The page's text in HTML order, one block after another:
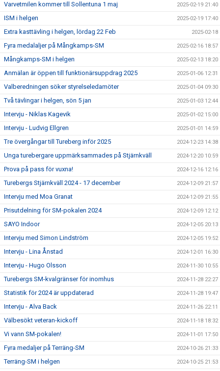
Varvetmilen kommer till Sollentuna 1 maj 2025-02-19 21:40
ISM i helgen 2025-02-19 17:40
Extra kasttävling i helgen, lördag 22 Feb 2025-02-18
Fyra medalaljer på Mångkamps-SM 2025-02-16 18:57
Mångkamps-SM i helgen 2025-02-13 18:20
Anmälan är öppen till funktionärsuppdrag 2025 2025-01-06 12:31
Valberedningen söker styrelseledamöter 2025-01-04 09:30
Två tävlingar i helgen, sön 5 jan 2025-01-03 12:44
Intervju - Niklas Kagevik 2025-01-02 15:00
Intervju - Ludvig Ellgren 2025-01-01 14:59
Tre övergångar till Tureberg inför 2025 2024-12-23 14:38
Unga turebergare uppmärksammades på Stjärnkväll 2024-12-20 10:59
Prova på pass för vuxna! 2024-12-16 12:16
Turebergs Stjärnkväll 2024 - 17 december 2024-12-09 21:57
Intervju med Moa Granat 2024-12-09 21:55
Prisutdelning för SM-pokalen 2024 2024-12-09 12:12
SAYO Indoor 2024-12-05 20:13
Intervju med Simon Lindström 2024-12-05 19:52
Intervju - Lina Ånstad 2024-12-01 16:30
Intervju - Hugo Olsson 2024-11-30 10:55
Turebergs SM-kvalgränser för inomhus 2024-11-28 22:27
Statistik för 2024 är uppdaterad 2024-11-28 19:47
Intervju - Alva Back 2024-11-26 22:11
Välbesökt veteran-kickoff 2024-11-18 18:32
Vi vann SM-pokalen! 2024-11-01 17:50
Fyra medaljer på Terräng-SM 2024-10-26 21:33
Terräng-SM i helgen 2024-10-25 21:53